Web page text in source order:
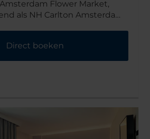
Flower Market,
als NH Carlton Amsterdam,
hotel ligt ook op loopafstand
zoals het
Direct boeken